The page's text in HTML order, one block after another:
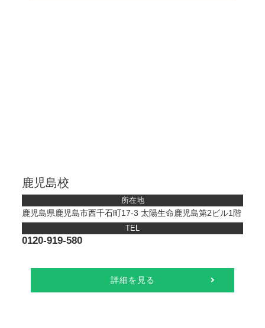
鹿児島校
所在地
鹿児島県鹿児島市西千石町17-3 太陽生命鹿児島第2ビル1階
TEL
0120-919-580
詳細を見る